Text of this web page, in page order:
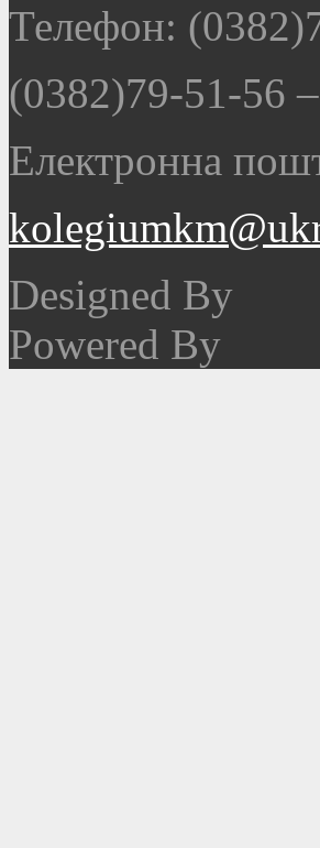
Телефон:
(0382)79-51-56–
Електронна
Designed By
Powered By